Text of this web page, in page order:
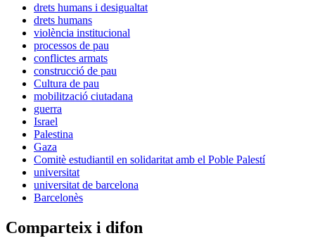
drets humans i desigualtat
drets humans
violència institucional
processos de pau
conflictes armats
construcció de pau
Cultura de pau
mobilització ciutadana
guerra
Israel
Palestina
Gaza
Comitè estudiantil en solidaritat amb el Poble Palestí
universitat
universitat de barcelona
Barcelonès
Comparteix i difon